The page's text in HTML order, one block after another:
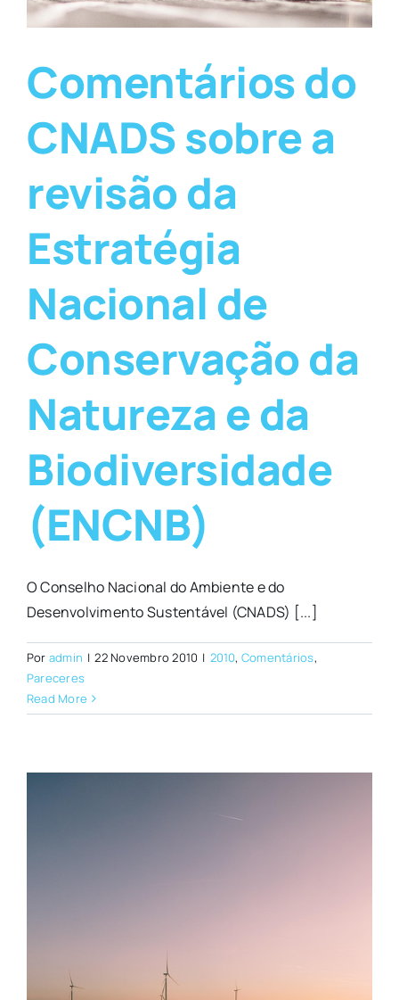
Comentários do
CNADS sobre a
revisão da
Estratégia
Nacional de
Conservação da
Natureza e da
Biodiversidade
(ENCNB)
O Conselho Nacional do Ambiente e do
Desenvolvimento Sustentável (CNADS) [...]
Por admin | 22 Novembro 2010 | 2010, Comentários,
Pareceres
Read More